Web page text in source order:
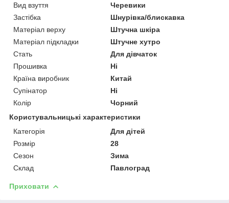
Вид взуття
Черевики
Застібка
Шнурівка/блискавка
Матеріал верху
Штучна шкіра
Матеріал підкладки
Штучне хутро
Стать
Для дівчаток
Прошивка
Ні
Країна виробник
Китай
Супінатор
Ні
Колір
Чорний
Користувальницькі характеристики
Категорія
Для дітей
Розмір
28
Сезон
Зима
Склад
Павлоград
Приховати